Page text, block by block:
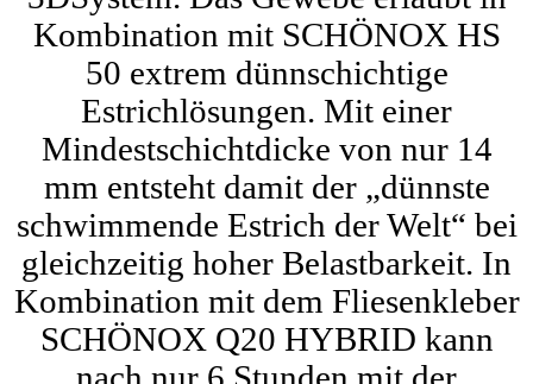
Kombination mit SCHÖNOX HS
50 extrem dünnschichtige
Estrichlösungen. Mit einer
Mindestschichtdicke von nur 14
mm entsteht damit der „dünnste
schwimmende Estrich der Welt“ bei
gleichzeitig hoher Belastbarkeit. In
Kombination mit dem Fliesenkleber
SCHÖNOX Q20 HYBRID kann